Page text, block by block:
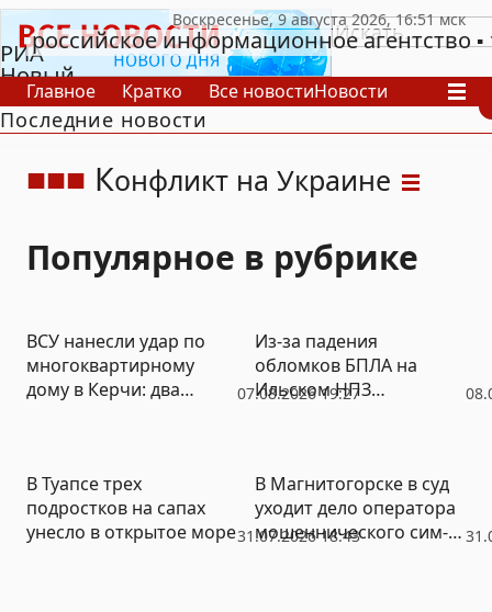
РИА
Новый
День
российское информационное агентство
Главное Кратко Все новостиНовости
В России
В мире
Последние новости
Конфликт на Украине
Популярное в рубрике
07.08.2026 19:27
ВСУ нанесли удар по
многоквартирному
дому в Керчи: два
Из-за падения
обломков БПЛА на
Ильском НПЗ
31.07.2026 18:43
В Туапсе трех
подростков на сапах
унесло в открытое море
В Магнитогорске в суд
уходит дело оператора
мошеннического сим-